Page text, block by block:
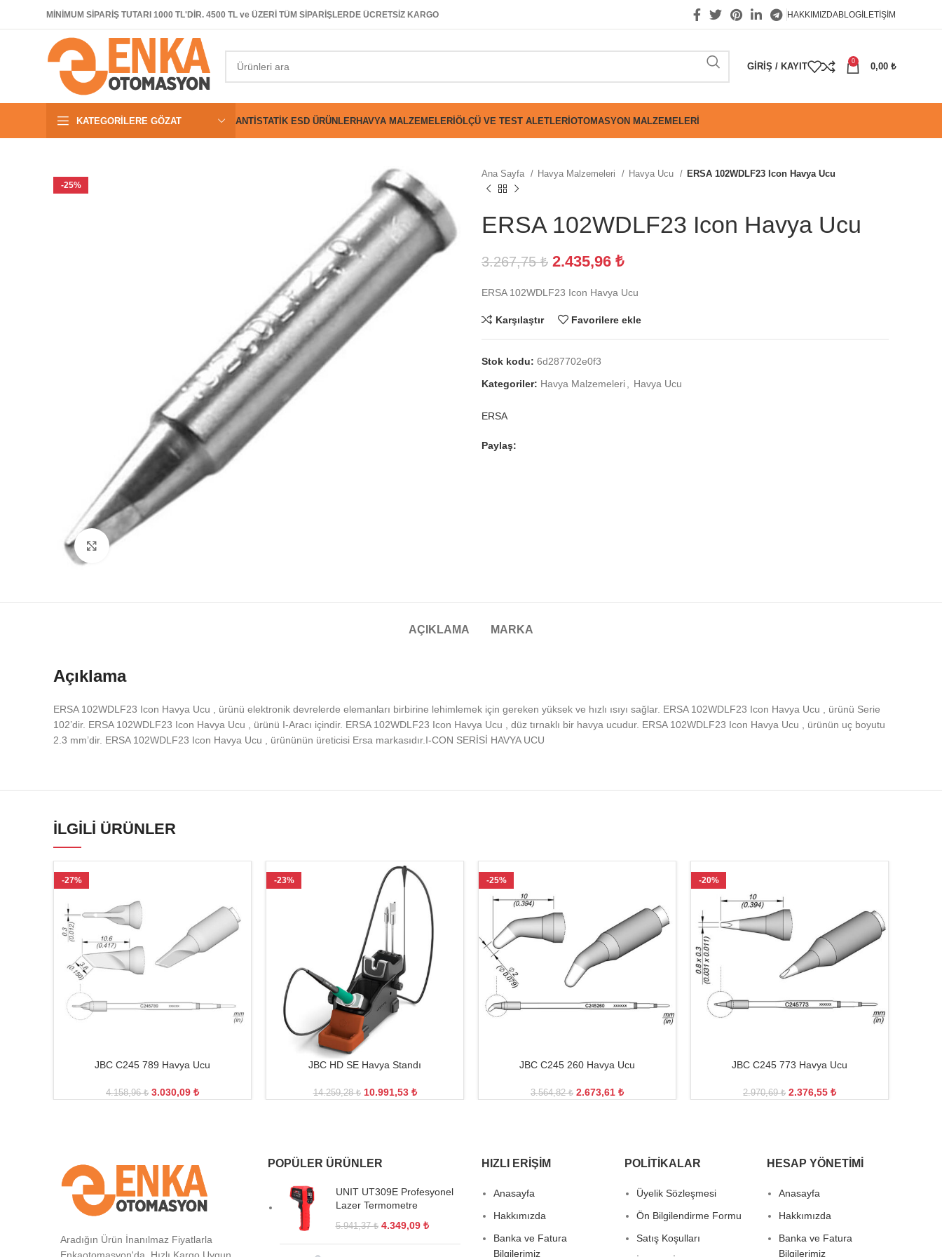
MİNİMUM SİPARİŞ TUTARI 1000 TL'DİR. 4500 TL ve ÜZERİ TÜM SİPARİŞLERDE ÜCRETSİZ KARGO HAKKIMIZDABLOGİLETIŞIM
GIRIŞ / KAYIT
0
0,00 ₺
KATEGORILERE GÖZAT ANTISTATIK ESD ÜRÜNLERHAVYA MALZEMELERIÖLÇÜ VE TEST ALETLERIOTOMASYON MALZEMELERI
-25%
Büyütmek için tıklayın
Ana Sayfa Havya Malzemeleri Havya Ucu ERSA 102WDLF23 Icon Havya Ucu
ERSA 102WDLF23 Icon Havya Ucu
3.267,75₺ 2.435,96 ₺
ERSA 102WDLF23 Icon Havya Ucu
Karşılaştır Favorilere ekle
Stok kodu: 6d287702e0f3
Kategoriler: Havya Malzemeleri Havya Ucu
ERSA
Paylaş:
AÇIKLAMA MARKA
Açıklama
ERSA 102WDLF23 Icon Havya Ucu , ürünü elektronik devrelerde elemanları birbirine lehimlemek için gereken yüksek ve hızlı ısıyı sağlar. ERSA 102WDLF23 Icon Havya Ucu , ürünü Serie
102’dir. ERSA 102WDLF23 Icon Havya Ucu , ürünü I-Aracı içindir. ERSA 102WDLF23 Icon Havya Ucu , düz tırnaklı bir havya ucudur. ERSA 102WDLF23 Icon Havya Ucu , ürünün uç boyutu
2.3 mm’dir. ERSA 102WDLF23 Icon Havya Ucu , ürününün üreticisi Ersa markasıdır.I-CON SERİSİ HAVYA UCU
İLGILI ÜRÜNLER
-27%
JBC C245 789 Havya Ucu
4.158,96₺ 3.030,09 ₺
-23%
JBC HD SE Havya Standı
14.259,28₺ 10.991,53 ₺
-25%
JBC C245 260 Havya Ucu
3.564,82₺ 2.673,61 ₺
-20%
JBC C245 773 Havya Ucu
2.970,69₺ 2.376,55 ₺
Aradığın Ürün İnanılmaz Fiyatlarla
Enkaotomasyon'da. Hızlı Kargo Uygun
POPÜLER ÜRÜNLER
UNIT UT309E Profesyonel
Lazer Termometre
5.941,37₺ 4.349,09 ₺
HIZLI ERIŞIM
Anasayfa
Hakkımızda
Banka ve Fatura
Bilgilerimiz
POLITIKALAR
Üyelik Sözleşmesi
Ön Bilgilendirme Formu
Satış Koşulları
HESAP YÖNETIMI
Anasayfa
Hakkımızda
Banka ve Fatura
Bilgilerimiz